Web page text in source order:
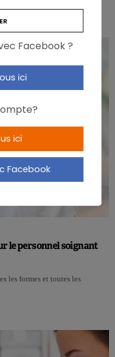
le personnel soignant
les formes et toutes les
Facebook ?
ici
ici
Facebook